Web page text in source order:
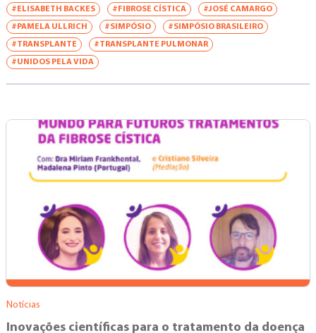
#ELISABETH BACKES #FIBROSE CÍSTICA #JOSÉ CAMARGO
#PAMELA ULLRICH #SIMPÓSIO #SIMPÓSIO BRASILEIRO
#TRANSPLANTE #TRANSPLANTE PULMONAR
#UNIDOS PELA VIDA
Notícias
Inovações científicas para o tratamento da doença